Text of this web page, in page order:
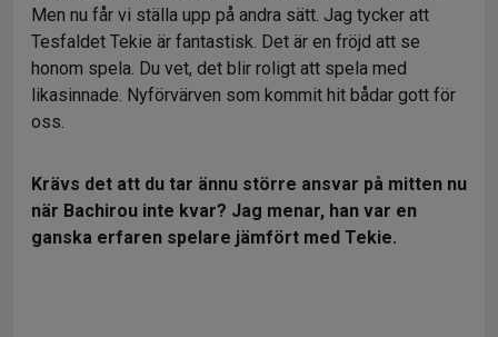
Men nu får vi ställa upp på andra sätt. Jag tycker att
Tesfaldet Tekie är fantastisk. Det är en fröjd att se
honom spela. Du vet, det blir roligt att spela med
likasinnade. Nyförvärven som kommit hit bådar gott för
oss.
Krävs det att du tar ännu större ansvar på mitten nu
när Bachirou inte kvar? Jag menar, han var en
ganska erfaren spelare jämfört med Tekie.